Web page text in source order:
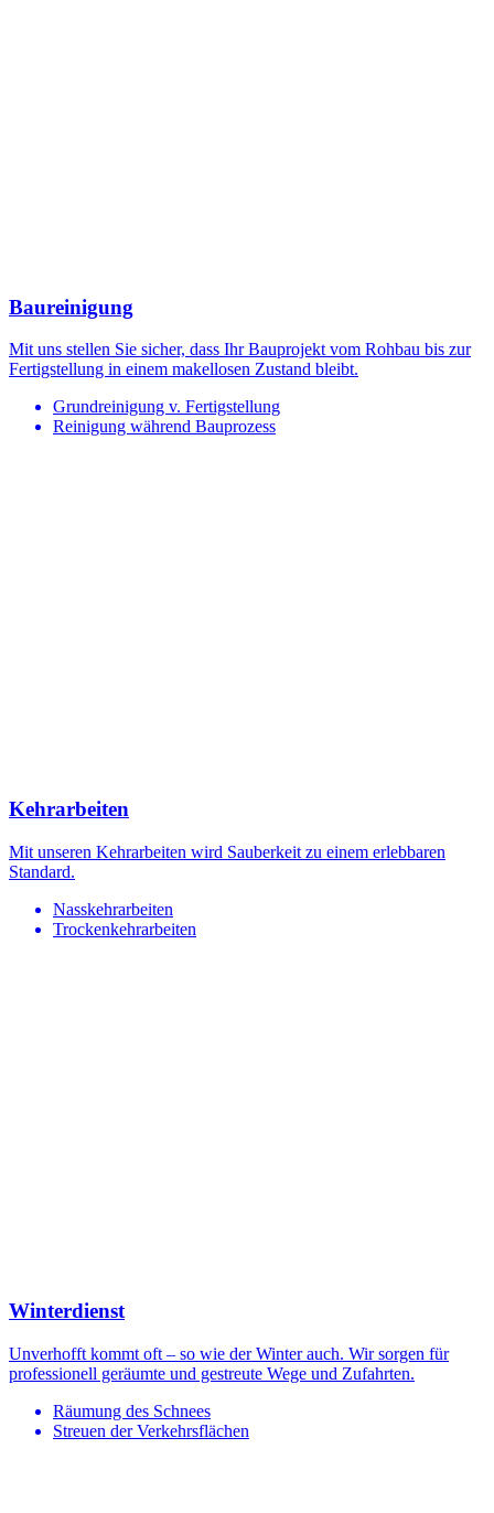
Baureinigung
Mit uns stellen Sie sicher, dass Ihr Bauprojekt vom Rohbau bis zur
Fertigstellung in einem makellosen Zustand bleibt.
Grundreinigung v. Fertigstellung
Reinigung während Bauprozess
Kehrarbeiten
Mit unseren Kehrarbeiten wird Sauberkeit zu einem erlebbaren
Standard.
Nasskehrarbeiten
Trockenkehrarbeiten
Winterdienst
Unverhofft kommt oft – so wie der Winter auch. Wir sorgen für
professionell geräumte und gestreute Wege und Zufahrten.
Räumung des Schnees
Streuen der Verkehrsflächen